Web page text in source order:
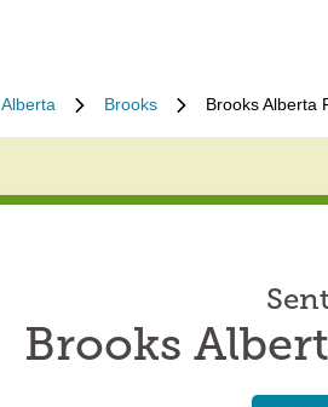
Alberta Brooks Brooks Alberta
Brooks